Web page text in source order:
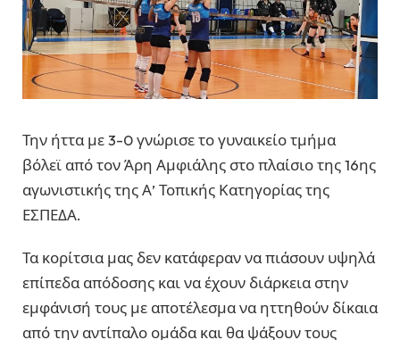
Την ήττα με 3-0 γνώρισε το γυναικείο τμήμα
βόλεϊ από τον Άρη Αμφιάλης στο πλαίσιο της 16ης
αγωνιστικής της Α’ Τοπικής Κατηγορίας της
ΕΣΠΕΔΑ.
Τα κορίτσια μας δεν κατάφεραν να πιάσουν υψηλά
επίπεδα απόδοσης και να έχουν διάρκεια στην
εμφάνισή τους με αποτέλεσμα να ηττηθούν δίκαια
από την αντίπαλο ομάδα και θα ψάξουν τους